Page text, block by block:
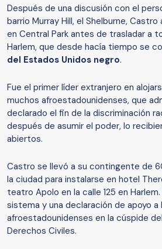
Después de una discusión con el
barrio Murray Hill, el Shelburne,
en Central Park antes de trasladar a
Harlem, que desde hacía tiempo se
del Estados Unidos negro.
Fue el primer líder extranjero en
muchos afroestadounidenses, que
declarado el fin de la discriminación
después de asumir el poder, lo
abiertos.
Castro se llevó a su contingente de
la ciudad para instalarse en hotel
teatro Apolo en la calle 125 en Harlem.
sistema y una declaración de apoyo a
afroestadounidenses en la cúspide
Derechos Civiles.